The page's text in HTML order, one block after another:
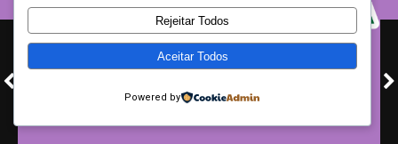
Rejeitar Todos
Aceitar Todos
Powered by